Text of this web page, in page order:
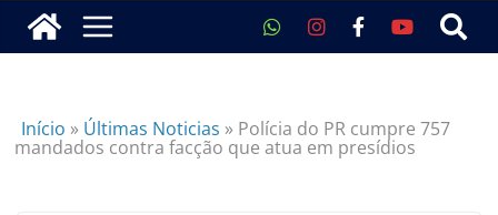
Início » Últimas Noticias » Polícia do PR cumpre 757
mandados contra facção que atua em presídios